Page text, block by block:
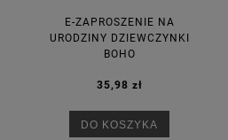
E-ZAPROSZENIE NA
URODZINY DZIEWCZYNKI
BOHO
35,98 zł
DO KOSZYKA